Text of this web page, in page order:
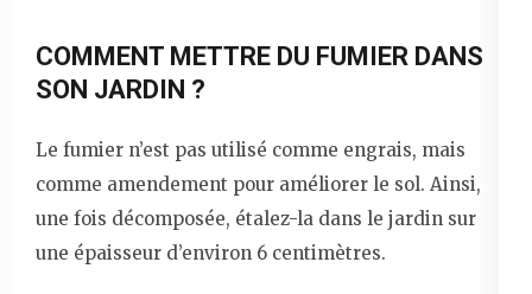
COMMENT METTRE DU FUMIER DANS
SON JARDIN ?
Le fumier n’est pas utilisé comme engrais, mais
comme amendement pour améliorer le sol. Ainsi,
une fois décomposée, étalez-la dans le jardin sur
une épaisseur d’environ 6 centimètres.